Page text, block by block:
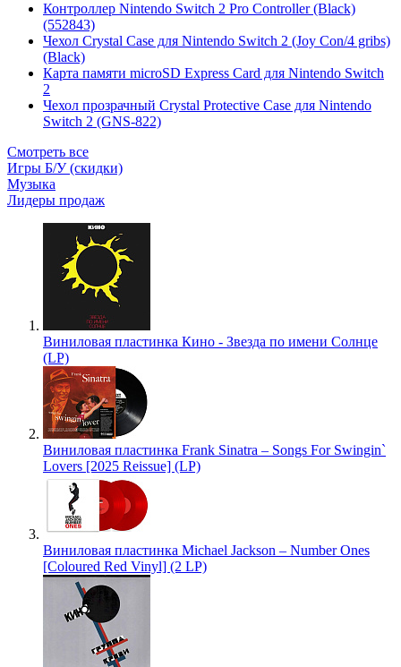
Контроллер Nintendo Switch 2 Pro Controller (Black)
(552843)
Чехол Сrystal Сase для Nintendo Switch 2 (Joy Con/4 gribs)
(Black)
Карта памяти microSD Express Card для Nintendo Switch
2
Чехол прозрачный Crystal Protective Case для Nintendo
Switch 2 (GNS-822)
Смотреть все
Игры Б/У (скидки)
Музыка
Лидеры продаж
Виниловая пластинка Кино - Звезда по имени Солнце
(LP)
Виниловая пластинка Frank Sinatra – Songs For Swingin`
Lovers [2025 Reissue] (LP)
Виниловая пластинка Michael Jackson – Number Ones
[Coloured Red Vinyl] (2 LP)